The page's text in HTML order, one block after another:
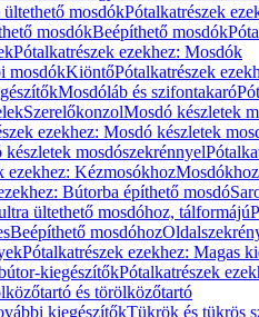
ültethető mosdókPótalkatrészek
mosdókBeépíthető mosdók
Pótalkatrészek ezekhez: Mosdók
mosdókKiöntőPótalkatrészek
Mosdóláb és szifontakaró
SzerelőkonzolMosdó készletek
ezekhez: Mosdó készletek
mosdószekrénnyel
ezekhez: KézmosókhozMosdókhoz
Bútorba építhető mosdó
ültethető mosdóhoz, tálformájú
Beépíthető mosdóhoz
Pótalkatrészek ezekhez: Magas
kiegészítőkPótalkatrészek
és törölközőtartó
kiegészítőkTükrök és tükrös